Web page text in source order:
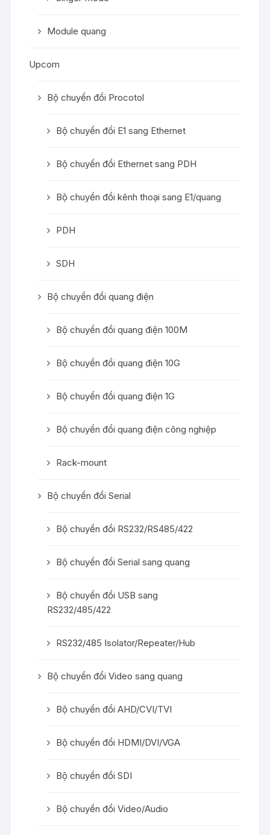
Module quang
Upcom
Bộ chuyển đổi Procotol
Bộ chuyển đổi E1 sang Ethernet
Bộ chuyển đổi Ethernet sang PDH
Bộ chuyển đổi kênh thoại sang E1/quang
PDH
SDH
Bộ chuyển đổi quang điện
Bộ chuyển đổi quang điện 100M
Bộ chuyển đổi quang điện 10G
Bộ chuyển đổi quang điện 1G
Bộ chuyển đổi quang điện công nghiệp
Rack-mount
Bộ chuyển đổi Serial
Bộ chuyển đổi RS232/RS485/422
Bộ chuyển đổi Serial sang quang
Bộ chuyển đổi USB sang
RS232/485/422
RS232/485 Isolator/Repeater/Hub
Bộ chuyển đổi Video sang quang
Bộ chuyển đổi AHD/CVI/TVI
Bộ chuyển đổi HDMI/DVI/VGA
Bộ chuyển đổi SDI
Bộ chuyển đổi Video/Audio